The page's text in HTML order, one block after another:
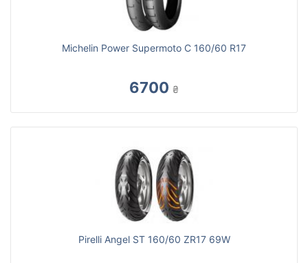
Michelin Power Supermoto C 160/60 R17
6700 ₴
Pirelli Angel ST 160/60 ZR17 69W